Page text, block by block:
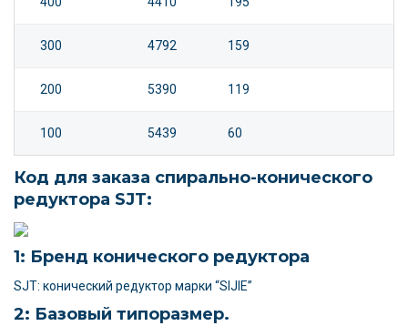
300 4792 159
200 5390 119
100 5439 60
Код для заказа спирально-конического
редуктора SJT:
1: Бренд конического редуктора
SJT: конический редуктор марки “SIJIE”
2: Базовый типоразмер.